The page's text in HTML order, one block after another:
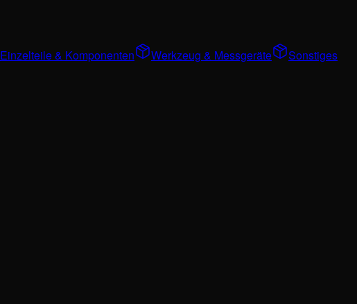
Einzelteile & Komponenten Werkzeug & Messgeräte
Sonstiges